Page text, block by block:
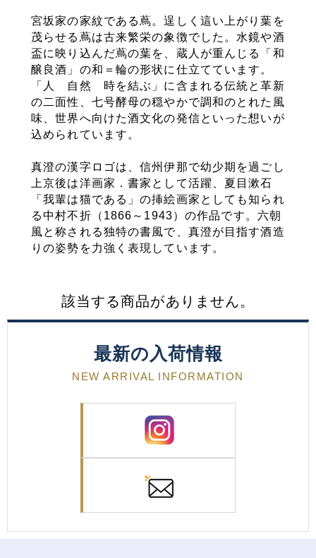
宮坂家の家紋である蔦。逞しく這い上がり葉を
茂らせる蔦は古来繁栄の象徴でした。水鏡や酒
盃に映り込んだ蔦の葉を、蔵人が重んじる「和
醸良酒」の和＝輪の形状に仕立てています。
「人 自然 時を結ぶ」に含まれる伝統と革新
の二面性、七号酵母の穏やかで調和のとれた風
味、世界へ向けた酒文化の発信といった想いが
込められています。
真澄の漢字ロゴは、信州伊那で幼少期を過ごし
上京後は洋画家．書家として活躍、夏目漱石
「我輩は猫である」の挿絵画家としても知られ
る中村不折（1866～1943）の作品です。六朝
風と称される独特の書風で、真澄が目指す酒造
りの姿勢を力強く表現しています。
該当する商品がありません。
最新の入荷情報
NEW ARRIVAL INFORMATION